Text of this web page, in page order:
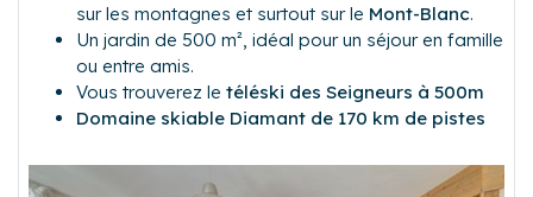
sur les montagnes et surtout sur le Mont-Blanc.
Un jardin de 500 m², idéal pour un séjour en famille
ou entre amis.
Vous trouverez le téléski des Seigneurs à 500m
Domaine skiable Diamant de 170 km de pistes